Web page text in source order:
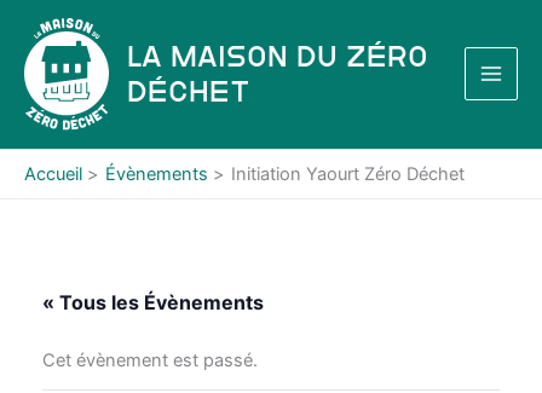
contenu
La Maison du Zéro
Déchet
Accueil Évènements Initiation Yaourt Zéro Déchet
« Tous les Évènements
Cet évènement est passé.